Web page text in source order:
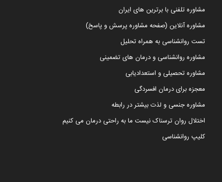
مشاوره تلفنی با برترین های ایران
مشاوره آنلاین (صفحه مشاوره پرسش و پاسخ)
تست روانشناسی به همراه تحلیل
مشاوره روانشناسی و درمان های تضمینی
مشاوره تحصیلی و استعدادیابی
معجزه برای درمان افسردگی
مشاوره جنسی و لذت بیشتر در رابطه
اختلال روان ترسناک نیست ما به راحتی درمان می کنیم
کلیپ روانشناسی